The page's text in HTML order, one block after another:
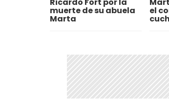
muerte de su abuela
Marta
el